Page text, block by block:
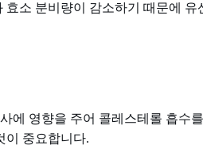
소 분비량이 감소하기 때문에
영향을 주어 콜레스테롤 흡수
이 중요합니다.